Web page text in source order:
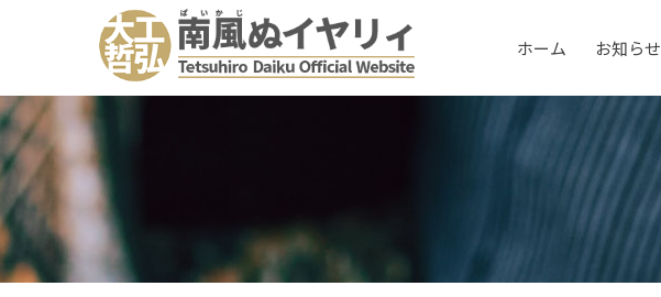
ホーム お知らせ